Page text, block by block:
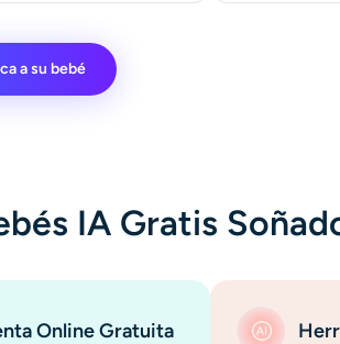
a su bebé
IA Gratis
Online Gratuita